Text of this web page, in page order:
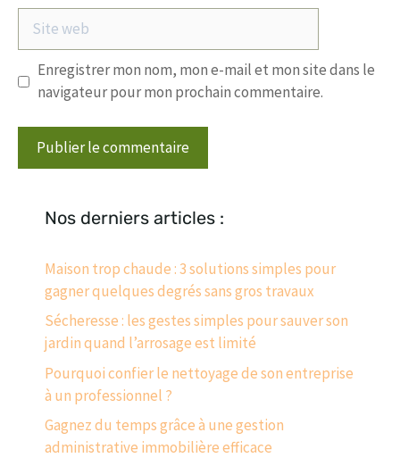
Site
web
Enregistrer mon nom, mon e-mail et mon site dans le
navigateur pour mon prochain commentaire.
Nos derniers articles :
Maison trop chaude : 3 solutions simples pour
gagner quelques degrés sans gros travaux
Sécheresse : les gestes simples pour sauver son
jardin quand l’arrosage est limité
Pourquoi confier le nettoyage de son entreprise
à un professionnel ?
Gagnez du temps grâce à une gestion
administrative immobilière efficace